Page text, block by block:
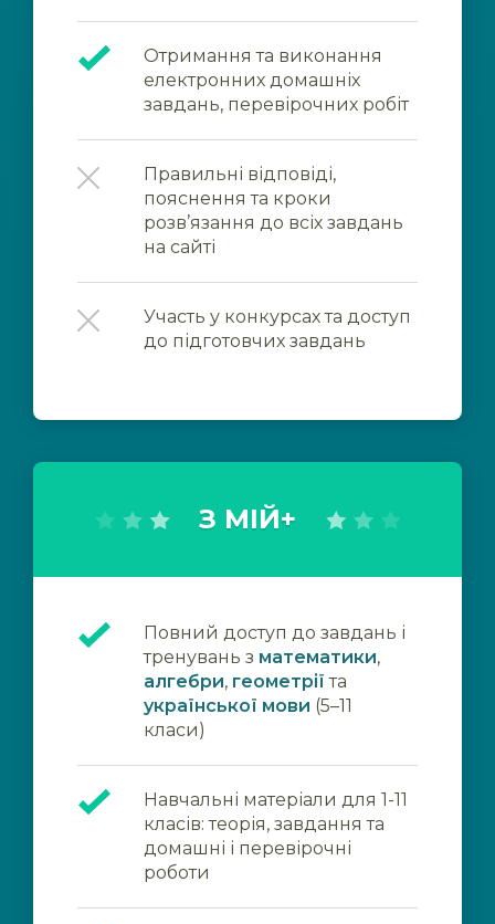
Отримання та виконання
електронних домашніх
завдань, перевірочних робіт
Правильні відповіді,
пояснення та кроки
розв’язання до всіх завдань
на сайті
Участь у конкурсах та доступ
до підготовчих завдань
З МІЙ+
Повний доступ до завдань і
тренувань з математики,
алгебри, геометрії та
української мови (5–11
класи)
Навчальні матеріали для 1-11
класів: теорія, завдання та
домашні і перевірочні
роботи